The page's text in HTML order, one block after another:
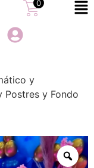
0
y
Postres y Fondo